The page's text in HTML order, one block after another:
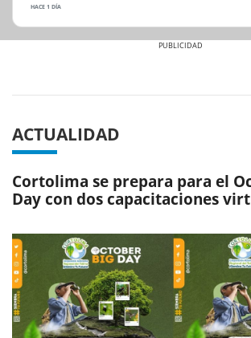
HACE 1 DÍA
ACTUALIDAD
Cortolima se prepara para el
Day con dos capacitaciones